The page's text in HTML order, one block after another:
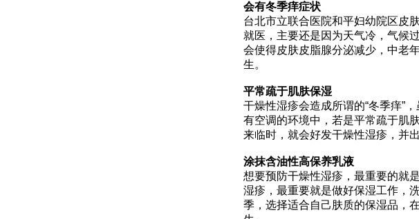
会有冬季痒症状
台北市立联合医院和平妇幼院区皮
就医，主要还是因为天气冷，气候
会使得皮肤皮脂腺分泌减少，中老
生。
平常疏于肌肤保湿
干燥性湿疹会造成所谓的“冬季痒”
有空调的环境中，若是平常疏于肌
来临时，就会好发干燥性湿疹，并出
涂抹含油性高保养乳液
想要预防干燥性湿疹，最重要的就
湿疹，最重要就是做好保湿工作，
季，选择适合自己肤质的保湿品，